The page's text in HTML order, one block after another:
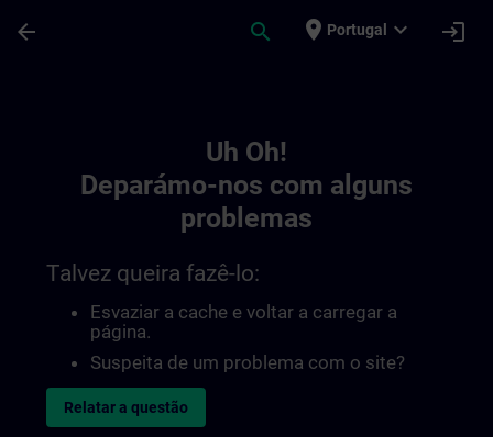
arrow_back search place Portugal expand_more login
Uh Oh!
Deparámo-nos com alguns
problemas
Talvez queira fazê-lo:
Esvaziar a cache e voltar a carregar a
página.
Suspeita de um problema com o site?
Relatar a questão